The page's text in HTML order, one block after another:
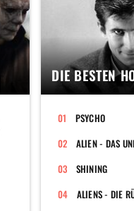
DIE BESTEN
PSYCHO
SHINING
ALIENS - DIE